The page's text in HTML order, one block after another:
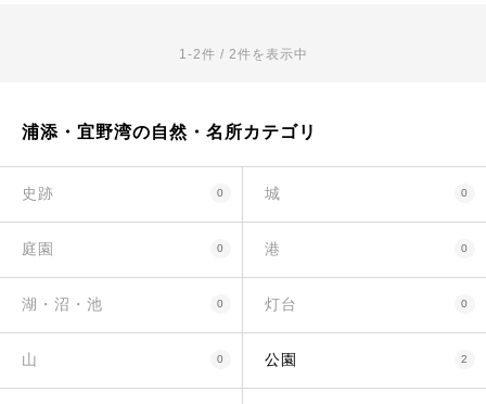
1-2件 / 2件を表示中
浦添・宜野湾の自然・名所カテゴリ
史跡 0 城 0
庭園 0 港 0
湖・沼・池 0 灯台 0
山 0 公園 2